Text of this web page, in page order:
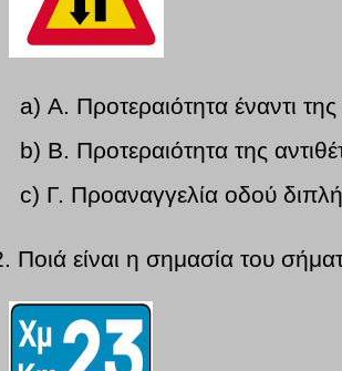
a) Α. Προτεραιότητα έναντι
b) Β. Προτεραιότητα της
c) Γ. Προαναγγελία οδού
Ποιά είναι η σημασία του